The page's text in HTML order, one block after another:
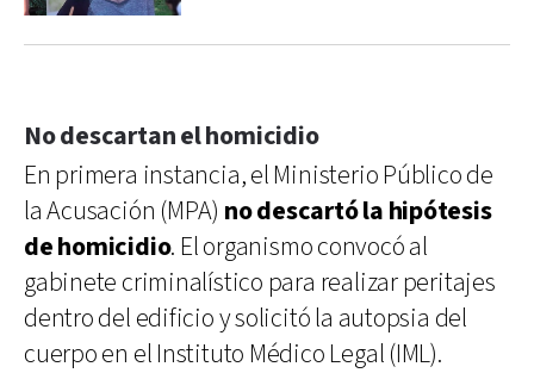
No descartan el homicidio
En primera instancia, el Ministerio Público de
la Acusación (MPA) no descartó la hipótesis
de homicidio. El organismo convocó al
gabinete criminalístico para realizar peritajes
dentro del edificio y solicitó la autopsia del
cuerpo en el Instituto Médico Legal (IML).